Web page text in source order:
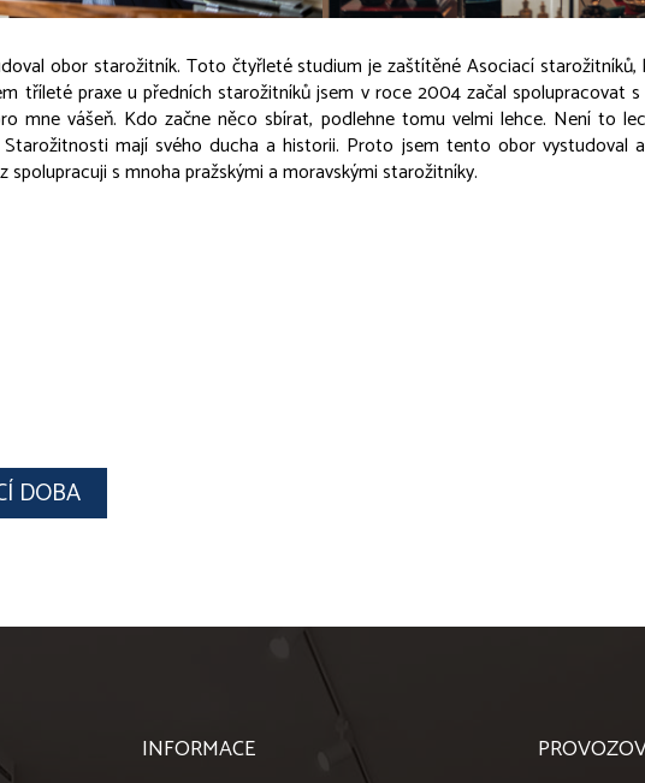
obor starožitník. Toto čtyřleté studium je zaštítěné Asociací starožitníků,
tříleté praxe u předních starožitníků jsem v roce 2004 začal spolupracovat
mne vášeň. Kdo začne něco sbírat, podlehne tomu velmi lehce. Není to
mají svého ducha a historii. Proto jsem tento obor vystudoval
spolupracuji s mnoha pražskými a moravskými starožitníky.
DOBA
INFORMACE